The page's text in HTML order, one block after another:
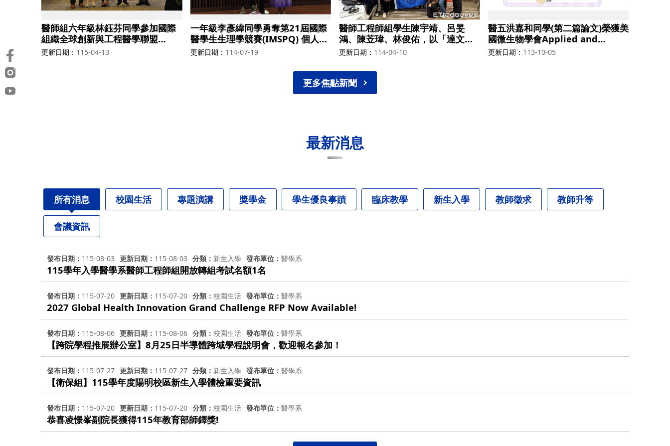
醫師組六年級林鈺芬同學參加國際
組織全球創新與工程醫學聯盟
(GCIEM)獲得第五名
更新日期 115-04-13
一年級李彥緯同學勇奪第21屆國際
醫學生生理學競賽(IMSPQ) 個人獎
第七名
更新日期 114-07-19
醫師工程師組學生陳宇靖、呂旻
鴻、陳苙瑋、林俊佑，以「達文西
EIS-AI」的創新設計，參加美國伊
新競賽，在56隊中得到第五名，獎
金25000美金
更新日期 114-04-10
醫五洪嘉和同學(第二篇論文)榮獲美
國微生物學會Applied and
Environmental Microbiology期
更新日期 113-10-05
更多焦點新聞
最新消息
所有消息 校園生活 專題演講 獎學金 學生優良事蹟 臨床教學 新生入學 教師徵求 教師升等
會議資訊
發布日期 115-08-03 更新日期 115-08-03 分類 新生入學 發布單位 醫學系
115學年入學醫學系醫師工程師組開放轉組考試名額1名
發布日期 115-07-20 更新日期 115-07-20 分類 校園生活 發布單位 醫學系
2027 Global Health Innovation Grand Challenge RFP Now Available!
發布日期 115-08-06 更新日期 115-08-06 分類 校園生活 發布單位 醫學系
【跨院學程推展辦公室】8月25日半導體跨域學程說明會，歡迎報名參加！
發布日期 115-07-27 更新日期 115-07-27 分類 新生入學 發布單位 醫學系
【衛保組】115學年度陽明校區新生入學體檢重要資訊
發布日期 115-07-20 更新日期 115-07-20 分類 校園生活 發布單位 醫學系
恭喜凌憬峯副院長獲得115年教育部師鐸獎!